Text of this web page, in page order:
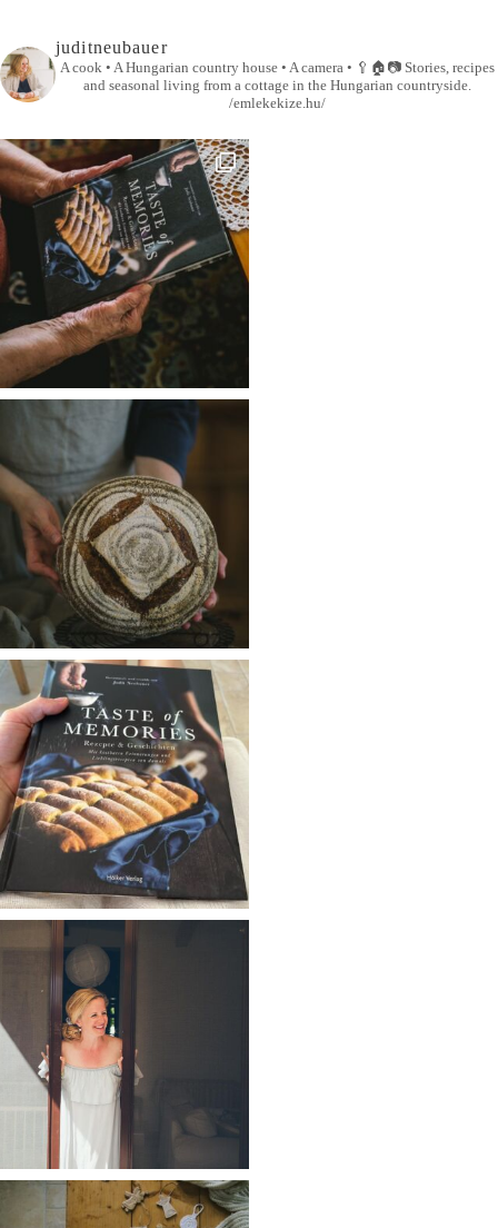
juditneubauer
A cook • A Hungarian country house • A camera • 🥄🏠📷Stories, recipes
and seasonal living from a cottage in the Hungarian countryside.
/emlekekize.hu/